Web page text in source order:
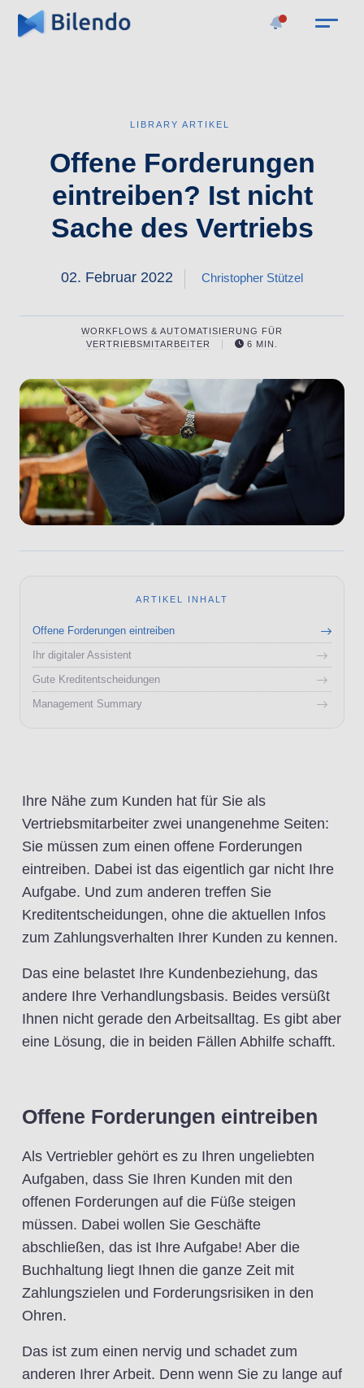
LIBRARY ARTIKEL
Offene Forderungen
eintreiben? Ist nicht
Sache des Vertriebs
02. Februar 2022 Christopher Stützel
WORKFLOWS & AUTOMATISIERUNG FÜR
VERTRIEBSMITARBEITER
6 MIN.
ARTIKEL INHALT
Offene Forderungen eintreiben
Ihr digitaler Assistent
Gute Kreditentscheidungen
Management Summary
Ihre Nähe zum Kunden hat für Sie als
Vertriebsmitarbeiter zwei unangenehme Seiten:
Sie müssen zum einen offene Forderungen
eintreiben. Dabei ist das eigentlich gar nicht Ihre
Aufgabe. Und zum anderen treffen Sie
Kreditentscheidungen, ohne die aktuellen Infos
zum Zahlungsverhalten Ihrer Kunden zu kennen.
Das eine belastet Ihre Kundenbeziehung, das
andere Ihre Verhandlungsbasis. Beides versüßt
Ihnen nicht gerade den Arbeitsalltag. Es gibt aber
eine Lösung, die in beiden Fällen Abhilfe schafft.
Offene Forderungen eintreiben
Als Vertriebler gehört es zu Ihren ungeliebten
Aufgaben, dass Sie Ihren Kunden mit den
offenen Forderungen auf die Füße steigen
müssen. Dabei wollen Sie Geschäfte
abschließen, das ist Ihre Aufgabe! Aber die
Buchhaltung liegt Ihnen die ganze Zeit mit
Zahlungszielen und Forderungsrisiken in den
Ohren.
Das ist zum einen nervig und schadet zum
anderen Ihrer Arbeit. Denn wenn Sie zu lange auf